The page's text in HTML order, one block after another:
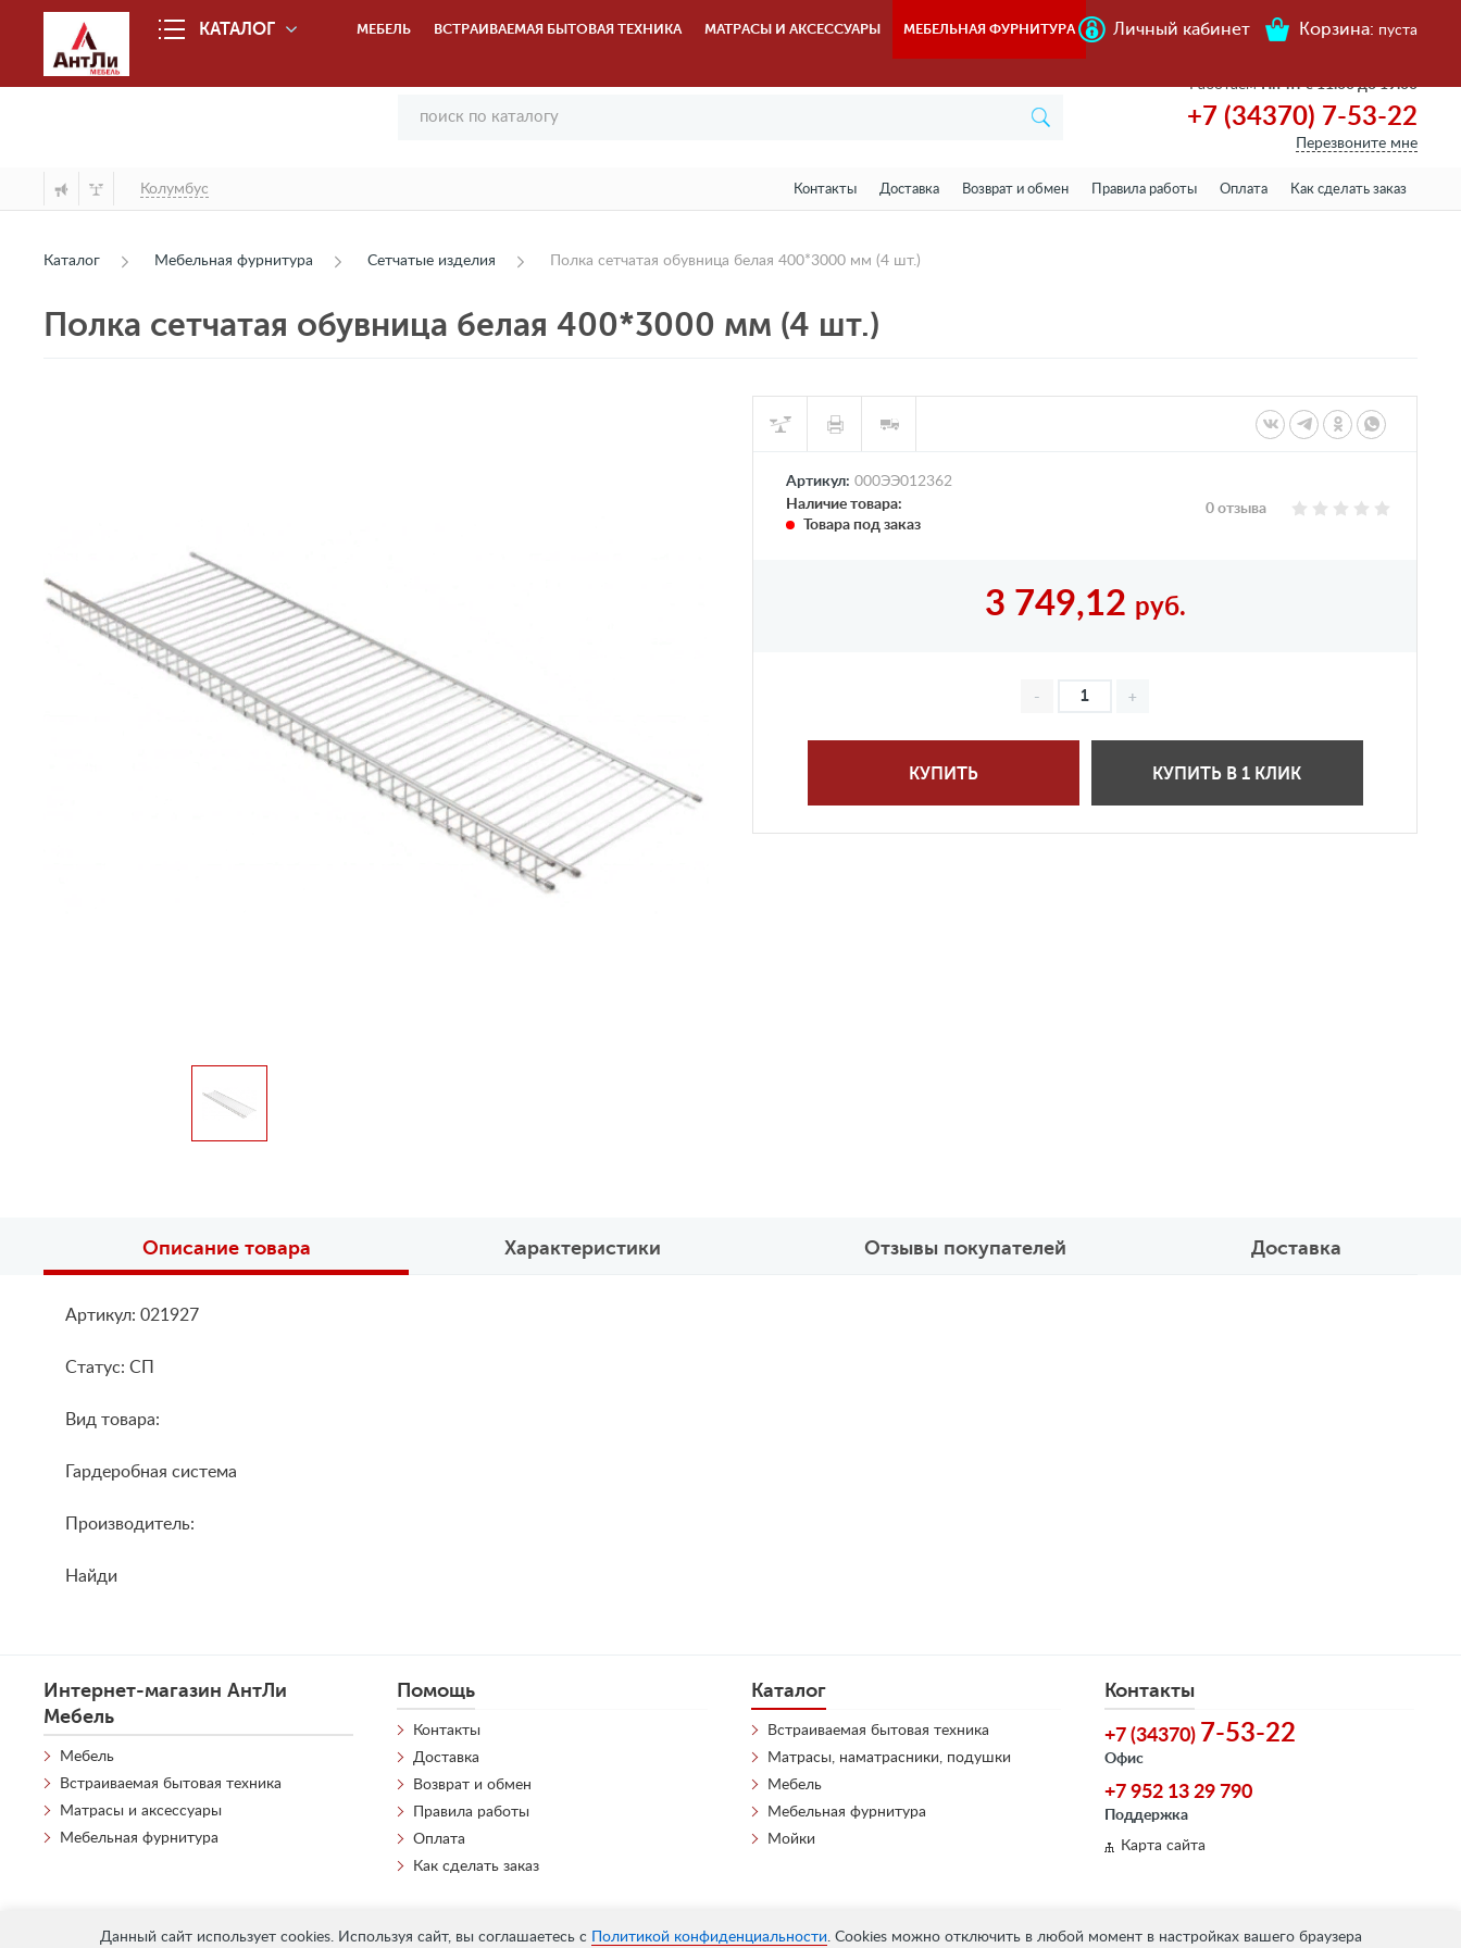
Данный сайт использует cookies. Используя сайт, вы соглашаетесь с Политикой конфиденциальности. Cookies можно отключить в любой момент в настройках вашего браузера
КАТАЛОГ МЕБЕЛЬ ВСТРАИВАЕМАЯ БЫТОВАЯ ТЕХНИКА МАТРАСЫ И АКСЕССУАРЫ МЕБЕЛЬНАЯ ФУРНИТУРА Личный кабинет Корзина: пуста
РаботаемПн-пт с 11.00 до 19.00
+7 (34370) 7-53-22
Перезвоните мне
Колумбус Контакты Доставка Возврат и обмен Правила работы Оплата Как сделать заказ
Каталог Мебельная фурнитура Сетчатые изделия Полка сетчатая обувница белая 400*3000 мм (4 шт.)
Полка сетчатая обувница белая 400*3000 мм (4 шт.)
Артикул: 000ЭЭ012362
Наличие товара:
Товара под заказ
0 отзыва
3 749,12 руб.
КУПИТЬ КУПИТЬ В 1 КЛИК
Описание товара Характеристики Отзывы покупателей Доставка
Артикул: 021927
Статус: СП
Вид товара:
Гардеробная система
Производитель:
Найди
Интернет-магазин АнтЛи
Мебель
Мебель
Встраиваемая бытовая техника
Матрасы и аксессуары
Мебельная фурнитура
Помощь
Контакты
Доставка
Возврат и обмен
Правила работы
Оплата
Как сделать заказ
Контакты
+7 (34370) 7-53-22
Офис
+7 952 13 29 790
Поддержка
Карта сайта
Каталог
Встраиваемая бытовая техника
Матрасы, наматрасники, подушки
Мебель
Мебельная фурнитура
Мойки